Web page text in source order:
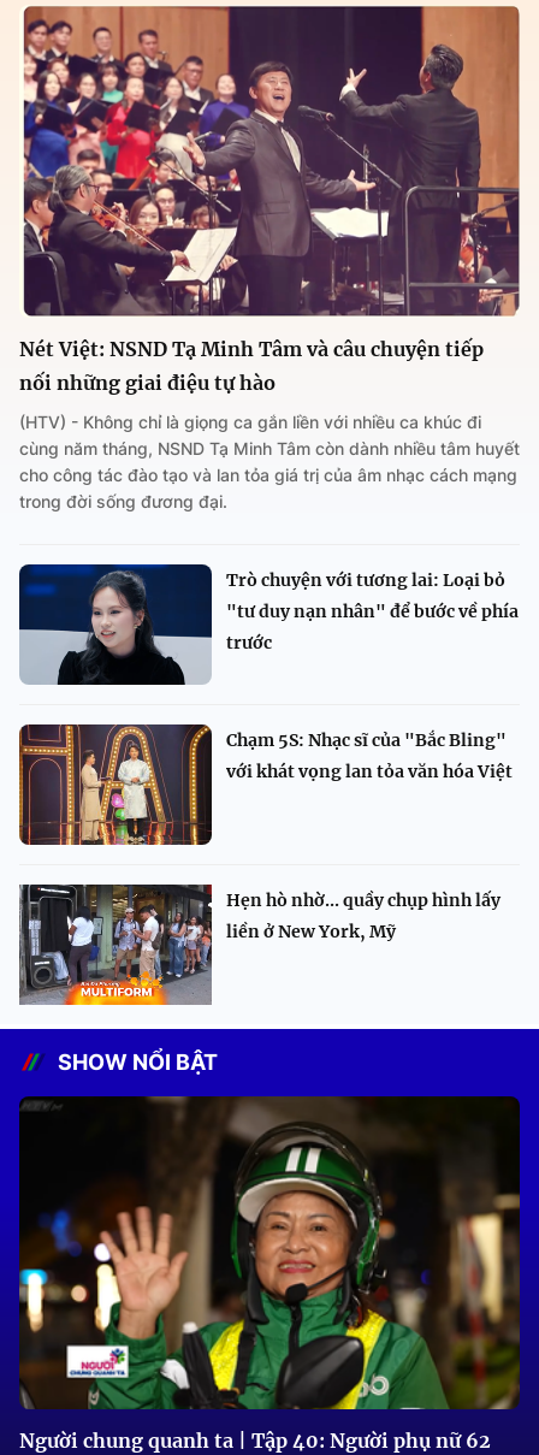
Nét Việt: NSND Tạ Minh Tâm và câu chuyện tiếp
nối những giai điệu tự hào
(HTV) - Không chỉ là giọng ca gắn liền với nhiều ca khúc đi
cùng năm tháng, NSND Tạ Minh Tâm còn dành nhiều tâm huyết
cho công tác đào tạo và lan tỏa giá trị của âm nhạc cách mạng
trong đời sống đương đại.
Trò chuyện với tương lai: Loại bỏ
"tư duy nạn nhân" để bước về phía
trước
Chạm 5S: Nhạc sĩ của "Bắc Bling"
với khát vọng lan tỏa văn hóa Việt
Hẹn hò nhờ... quầy chụp hình lấy
liền ở New York, Mỹ
SHOW NỔI BẬT
Người chung quanh ta | Tập 40: Người phụ nữ 62